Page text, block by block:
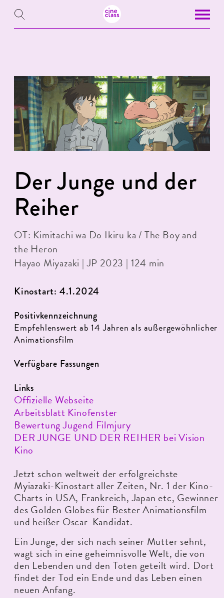
Der Junge und der
Reiher
OT: Kimitachi wa Do Ikiru ka / The Boy and
the Heron
Hayao Miyazaki | JP 2023 | 124 min
Kinostart: 4.1.2024
Positivkennzeichnung
Empfehlenswert ab 14 Jahren als außergewöhnlicher
Animationsfilm
Verfügbare Fassungen
Links
Offizielle Webseite
Arbeitsblatt Kinofenster
Bewertung Jugend Filmjury
DER JUNGE UND DER REIHER bei Vision
Kino
Jetzt schon weltweit der erfolgreichste
Myiazaki-Kinostart aller Zeiten, Nr. 1 der Kino-
Charts in USA, Frankreich, Japan etc, Gewinner
des Golden Globes für Bester Animationsfilm
und heißer Oscar-Kandidat.
Ein Junge, der sich nach seiner Mutter sehnt,
wagt sich in eine geheimnisvolle Welt, die von
den Lebenden und den Toten geteilt wird. Dort
findet der Tod ein Ende und das Leben einen
neuen Anfang.